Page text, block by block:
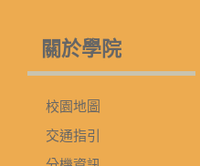
關於學院
校園地圖
交通指引